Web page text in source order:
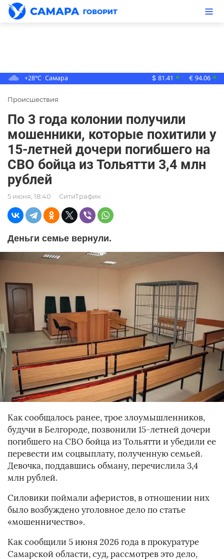
+28°C Самара $ 81.41 ▲ € 94.06 ▲
Происшествия
По 3 года колонии получили
мошенники, которые похитили у
15-летней дочери погибшего на
СВО бойца из Тольятти 3,4 млн
рублей
5 июня, 18:40 СитиТрафик
Деньги семье вернули.
Как сообщалось ранее, трое злоумышленников,
будучи в Белгороде, позвонили 15-летней дочери
погибшего на СВО бойца из Тольятти и убедили ее
перевести им соцвыплату, полученную семьей.
Девочка, поддавшись обману, перечислила 3,4
млн рублей.
Силовики поймали аферистов, в отношении них
было возбуждено уголовное дело по статье
«мошенничество».
Как сообщили 5 июня 2026 года в прокуратуре
Самарской области, суд, рассмотрев это дело,